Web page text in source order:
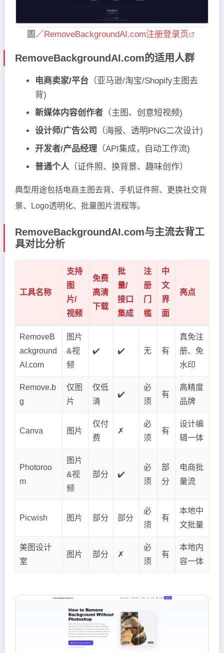
圖／RemoveBackgroundAI.com注册登录页
RemoveBackgroundAI.com的适用人群
电商卖家/平台 （亚马逊/淘宝/Shopify主图去
背)
新媒体内容创作者 （主图、创意短视频)
设计师/广告公司
（海报、透明PNG二次设计)
开发者/产品经理 （API集成，自动工作流)
普通个人 （证件照、换背景、趣味创作）
典型用途包括电商主图去背、手机证件照、更换社交背
景、Logo透明化、批量图片流程等。
RemoveBackgroundAI.com与主流去背工
具对比分析
工具名称
支持
图
片/
视频
免费
高清
下载
批
量/
接口
集成
注
册
门
槛
中
文
界
面
亮点
RemoveB
ackground
AI.com
图片
&视
频
✔️ ✔️ 无 有
真免注
册、免
水印
Remove.b
g
仅图
片
仅低
清
✔️
必
须
有
高精度
品牌
Canva 图片
仅付
费
✗
必
须
有
设计编
辑一体
Photoroo
m
图片
&视
频
部分 ✔️
必
须
部
分
电商批
量流
Picwish 图片 部分 部分
必
须
有
本地中
文批量
美图设计
室
图片 部分 ✗
必
须
有
本地内
容一体